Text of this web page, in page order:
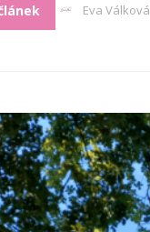
Eva Válková